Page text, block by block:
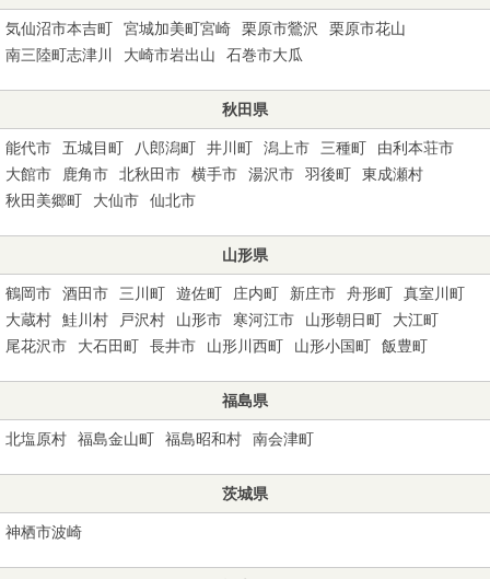
気仙沼市本吉町 宮城加美町宮崎 栗原市鶯沢
栗原市花山
南三陸町志津川
大崎市岩出山 石巻市大瓜
秋田県
能代市 五城目町 八郎潟町 井川町 潟上市 三種町
由利本荘市
大館市
鹿角市 北秋田市 横手市 湯沢市 羽後町
東成瀬村
秋田美郷町
大仙市 仙北市
山形県
鶴岡市 酒田市 三川町 遊佐町 庄内町 新庄市 舟形町
真室川町
大蔵村
鮭川村 戸沢村 山形市 寒河江市 山形朝日町
大江町
尾花沢市
大石田町 長井市 山形川西町 山形小国町 飯豊町
福島県
北塩原村 福島金山町 福島昭和村 南会津町
茨城県
神栖市波崎